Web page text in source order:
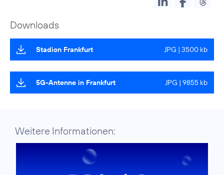
Downloads
Stadion Frankfurt JPG | 3500 kb
5G-Antenne in Frankfurt JPG | 9855 kb
Weitere Informationen: